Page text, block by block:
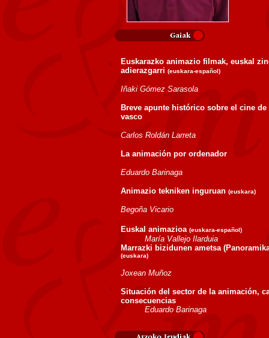
Euskarazko animazio filmak, euskal
adierazgarri (euskara-español)
Iñaki Gómez Sarasola
Breve apunte histórico sobre el cine
vasco
Carlos Roldán Larreta
La animación por ordenador
Eduardo Barinaga
Animazio tekniken inguruan (euskara)
Begoña Vicario
Euskal animazioa (euskara-español)
María Vallejo Ilarduia
Marrazki bizidunen ametsa
(euskara)
Joxean Muñoz
Situación del sector de la animación,
consecuencias
Eduardo Barinaga